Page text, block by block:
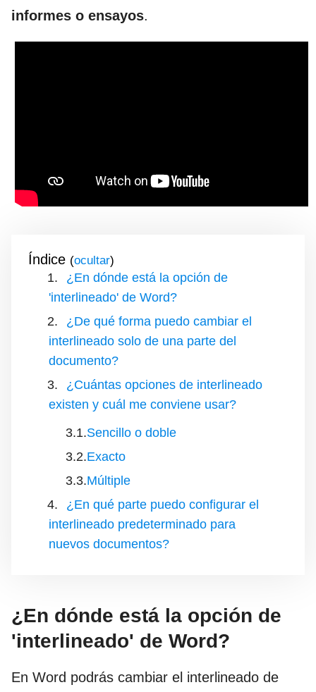
informes o ensayos.
Índice ( )
¿En dónde está la opción de
'interlineado' de Word?
¿De qué forma puedo cambiar el
interlineado solo de una parte del
documento?
¿Cuántas opciones de interlineado
existen y cuál me conviene usar?
Sencillo o doble
Exacto
Múltiple
¿En qué parte puedo configurar el
interlineado predeterminado para
nuevos documentos?
¿En dónde está la opción de
'interlineado' de Word?
En Word podrás cambiar el interlineado de